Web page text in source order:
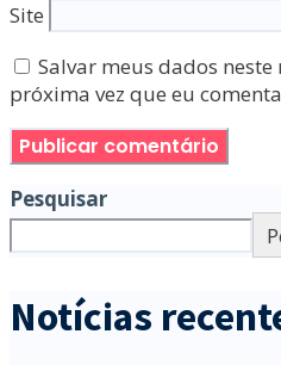
Site
Salvar meus dados
próxima vez que eu
Pesquisar
Notícias